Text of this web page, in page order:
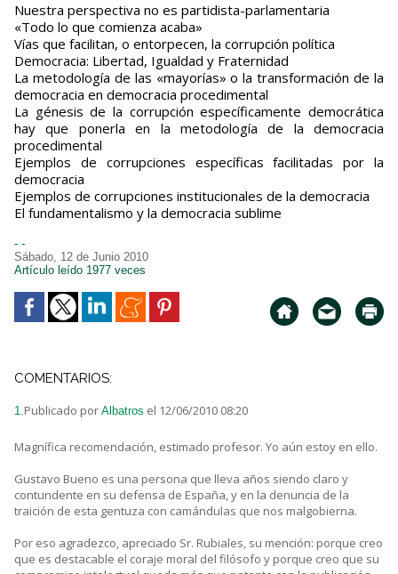
Nuestra perspectiva no es partidista-parlamentaria
«Todo lo que comienza acaba»
Vías que facilitan, o entorpecen, la corrupción política
Democracia: Libertad, Igualdad y Fraternidad
La metodología de las «mayorías» o la transformación de la
democracia en democracia procedimental
La génesis de la corrupción específicamente democrática
hay que ponerla en la metodología de la democracia
procedimental
Ejemplos de corrupciones específicas facilitadas por la
democracia
Ejemplos de corrupciones institucionales de la democracia
El fundamentalismo y la democracia sublime
- -
Sábado, 12 de Junio 2010
Artículo leído 1977 veces
COMENTARIOS:
1.Publicado por Albatros el 12/06/2010 08:20
Magnífica recomendación, estimado profesor. Yo aún estoy en ello.
Gustavo Bueno es una persona que lleva años siendo claro y
contundente en su defensa de España, y en la denuncia de la
traición de esta gentuza con camándulas que nos malgobierna.
Por eso agradezco, apreciado Sr. Rubiales, su mención: porque creo
que es destacable el coraje moral del filósofo y porque creo que su